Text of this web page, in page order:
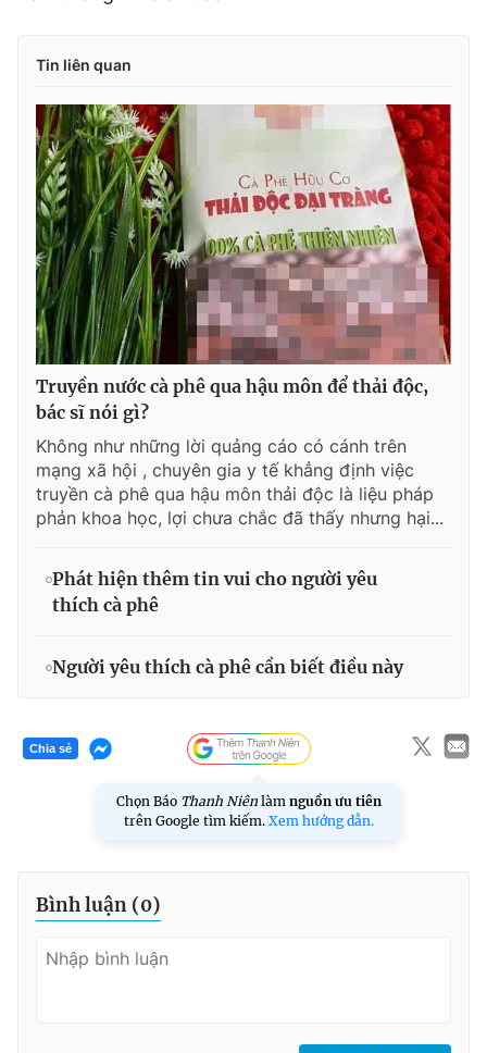
Tin liên quan
Truyền nước cà phê qua hậu môn để thải độc,
bác sĩ nói gì?
Không như những lời quảng cáo có cánh trên
mạng xã hội , chuyên gia y tế khẳng định việc
truyền cà phê qua hậu môn thải độc là liệu pháp
phản khoa học, lợi chưa chắc đã thấy nhưng hại...
Phát hiện thêm tin vui cho người yêu
thích cà phê
Người yêu thích cà phê cần biết điều này
Chia sẻ
Chọn Báo Thanh Niên làm nguồn ưu tiên
trên Google tìm kiếm. Xem hướng dẫn.
Bình luận (0)